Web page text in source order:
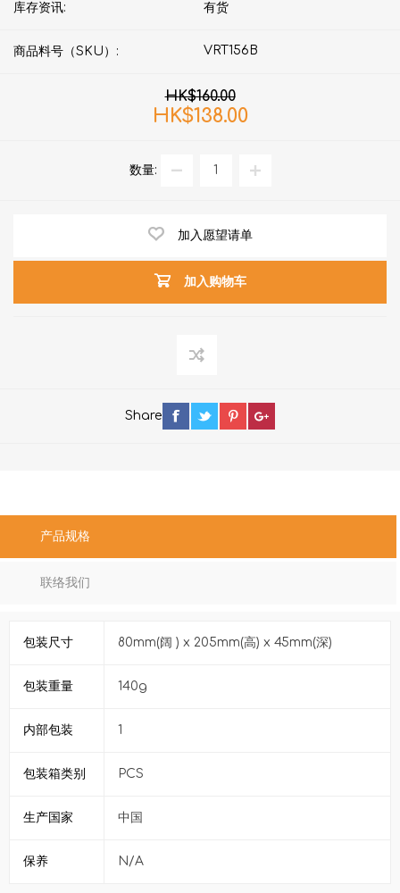
库存资讯: 有货
商品料号（SKU）: VRT156B
HK$160.00
HK$138.00
数量:
加入愿望请单
加入购物车
Share
产品规格
联络我们
包装尺寸 80mm(阔 ) x 205mm(高) x 45mm(深)
包装重量 140g
内部包装 1
包装箱类别 PCS
生产国家 中国
保养 N/A